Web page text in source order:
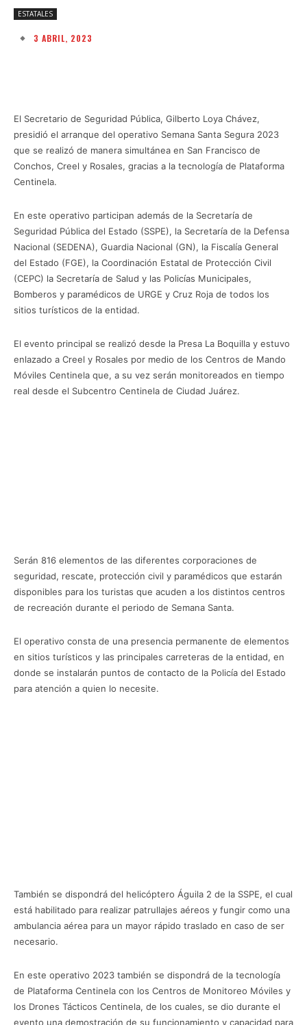
ESTATALES
3 ABRIL, 2023
El Secretario de Seguridad Pública, Gilberto Loya Chávez,
presidió el arranque del operativo Semana Santa Segura 2023
que se realizó de manera simultánea en San Francisco de
Conchos, Creel y Rosales, gracias a la tecnología de Plataforma
Centinela.
En este operativo participan además de la Secretaría de
Seguridad Pública del Estado (SSPE), la Secretaría de la Defensa
Nacional (SEDENA), Guardia Nacional (GN), la Fiscalía General
del Estado (FGE), la Coordinación Estatal de Protección Civil
(CEPC) la Secretaría de Salud y las Policías Municipales,
Bomberos y paramédicos de URGE y Cruz Roja de todos los
sitios turísticos de la entidad.
El evento principal se realizó desde la Presa La Boquilla y estuvo
enlazado a Creel y Rosales por medio de los Centros de Mando
Móviles Centinela que, a su vez serán monitoreados en tiempo
real desde el Subcentro Centinela de Ciudad Juárez.
Serán 816 elementos de las diferentes corporaciones de
seguridad, rescate, protección civil y paramédicos que estarán
disponibles para los turistas que acuden a los distintos centros
de recreación durante el periodo de Semana Santa.
El operativo consta de una presencia permanente de elementos
en sitios turísticos y las principales carreteras de la entidad, en
donde se instalarán puntos de contacto de la Policía del Estado
para atención a quien lo necesite.
También se dispondrá del helicóptero Águila 2 de la SSPE, el cual
está habilitado para realizar patrullajes aéreos y fungir como una
ambulancia aérea para un mayor rápido traslado en caso de ser
necesario.
En este operativo 2023 también se dispondrá de la tecnología
de Plataforma Centinela con los Centros de Monitoreo Móviles y
los Drones Tácticos Centinela, de los cuales, se dio durante el
evento una demostración de su funcionamiento y capacidad para